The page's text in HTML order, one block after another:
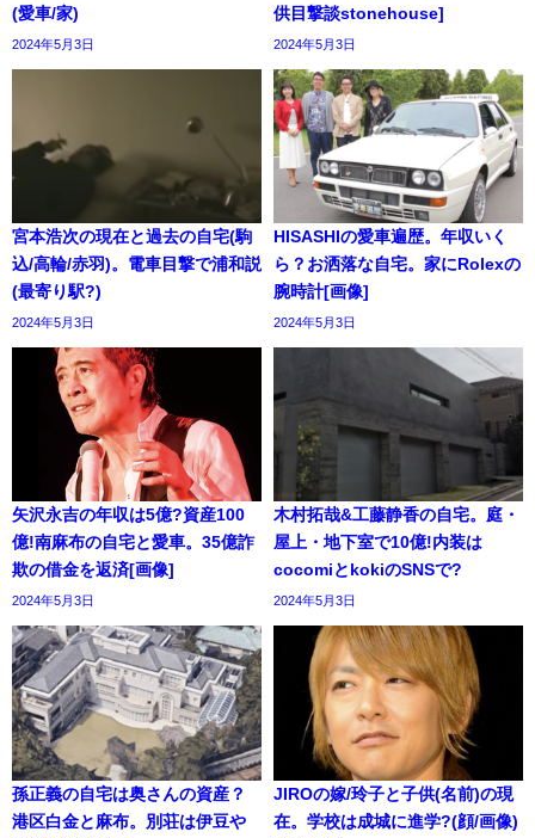
(愛車/家)
2024年5月3日
供目撃談stonehouse]
2024年5月3日
宮本浩次の現在と過去の自宅(駒
込/高輪/赤羽)。電車目撃で浦和説
(最寄り駅?)
2024年5月3日
HISASHIの愛車遍歴。年収いく
ら？お洒落な自宅。家にRolexの
腕時計[画像]
2024年5月3日
矢沢永吉の年収は5億?資産100
億!南麻布の自宅と愛車。35億詐
欺の借金を返済[画像]
2024年5月3日
木村拓哉&工藤静香の自宅。庭・
屋上・地下室で10億!内装は
cocomiとkokiのSNSで?
2024年5月3日
孫正義の自宅は奥さんの資産？
港区白金と麻布。別荘は伊豆や
JIROの嫁/玲子と子供(名前)の現
在。学校は成城に進学?(顔/画像)